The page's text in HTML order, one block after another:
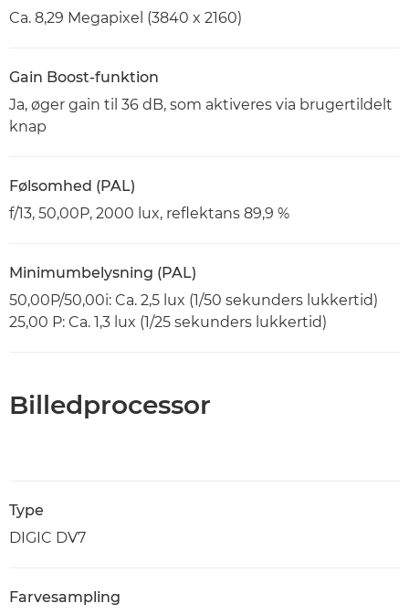
Ca. 8,29 Megapixel (3840 x 2160)
Gain Boost-funktion
Ja, øger gain til 36 dB, som aktiveres via brugertildelt
knap
Følsomhed (PAL)
f/13, 50,00P, 2000 lux, reflektans 89,9 %
Minimumbelysning (PAL)
50,00P/50,00i: Ca. 2,5 lux (1/50 sekunders lukkertid)
25,00 P: Ca. 1,3 lux (1/25 sekunders lukkertid)
Billedprocessor
Type
DIGIC DV7
Farvesampling